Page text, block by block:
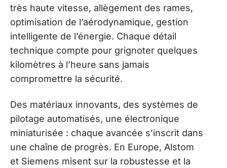
très haute vitesse, allègement des rames,
optimisation de l’aérodynamique, gestion
intelligente de l’énergie. Chaque détail
technique compte pour grignoter quelques
kilomètres à l’heure sans jamais
compromettre la sécurité.
Des matériaux innovants, des systèmes de
pilotage automatisés, une électronique
miniaturisée : chaque avancée s’inscrit dans
une chaîne de progrès. En Europe, Alstom
et Siemens misent sur la robustesse et la